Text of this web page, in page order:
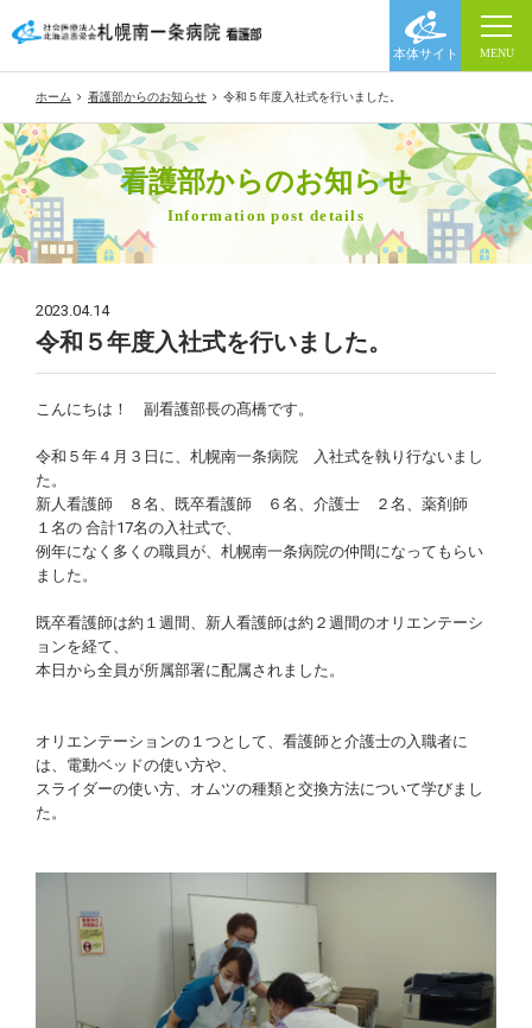
ホーム 看護部からのお知らせ 令和５年度入社式を行いました。
看護部からのお知らせ
Information post details
2023.04.14
令和５年度入社式を行いました。
こんにちは！ 副看護部長の髙橋です。
令和５年４月３日に、札幌南一条病院 入社式を執り行ないまし
た。
新人看護師 ８名、既卒看護師 ６名、介護士 ２名、薬剤師
１名の 合計17名の入社式で、
例年になく多くの職員が、札幌南一条病院の仲間になってもらい
ました。
既卒看護師は約１週間、新人看護師は約２週間のオリエンテーシ
ョンを経て、
本日から全員が所属部署に配属されました。
オリエンテーションの１つとして、看護師と介護士の入職者に
は、電動ベッドの使い方や、
スライダーの使い方、オムツの種類と交換方法について学びまし
た。